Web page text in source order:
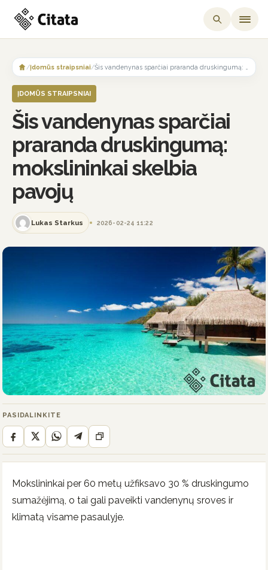
content
/Įdomūs straipsniai/
ĮDOMŪS STRAIPSNIAI
Šis vandenynas sparčiai
praranda druskingumą:
mokslininkai skelbia
pavojų
Lukas Starkus 2026-02-24 11:22
PASIDALINKITE
Mokslininkai per 60 metų užfiksavo 30 % druskingumo
sumažėjimą, o tai gali paveikti vandenynų sroves ir
klimatą visame pasaulyje.